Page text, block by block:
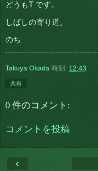
どうもT です。
しばしの寄り道。
のち
Takuya Okada 時刻: 12:43
共有
0 件のコメント:
コメントを投稿
‹